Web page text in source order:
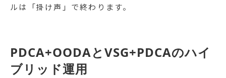
ルは「掛け声」で終わります。
PDCA+OODAとVSG+PDCAのハイ
ブリッド運用